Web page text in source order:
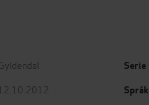
Serie
Språk